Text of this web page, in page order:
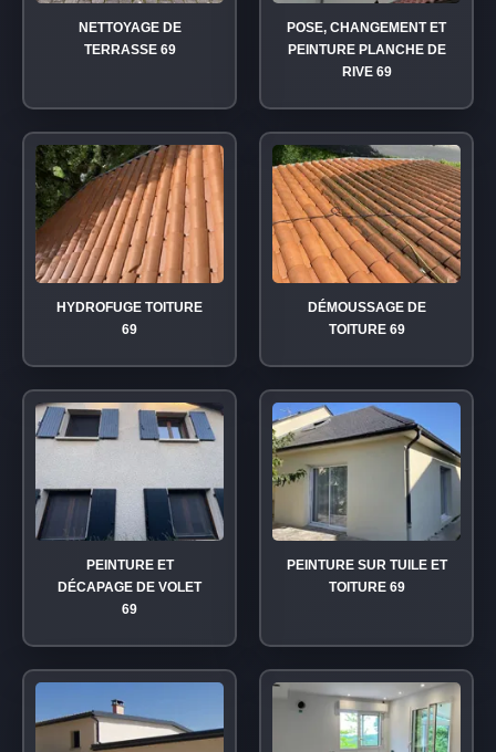
NETTOYAGE DE
TERRASSE 69
POSE, CHANGEMENT ET
PEINTURE PLANCHE DE
RIVE 69
HYDROFUGE TOITURE
69
DÉMOUSSAGE DE
TOITURE 69
PEINTURE ET
DÉCAPAGE DE VOLET
69
PEINTURE SUR TUILE ET
TOITURE 69